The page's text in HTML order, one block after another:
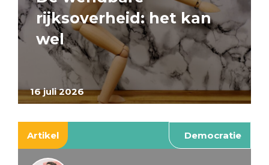
16 juli 2026
rijksoverheid: het kan
wel
Artikel Democratie